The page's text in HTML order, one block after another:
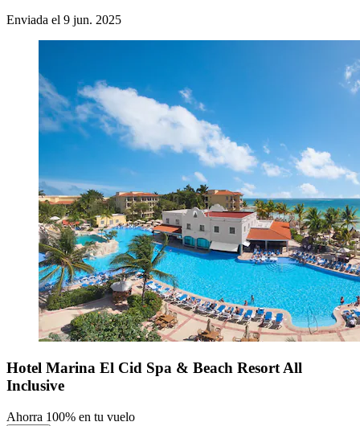
Enviada el 9 jun. 2025
Hotel Marina El Cid Spa & Beach Resort All
Inclusive
Ahorra 100% en tu vuelo